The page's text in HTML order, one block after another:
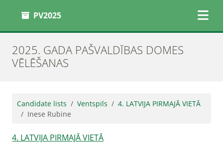
PV2025
2025. GADA PAŠVALDĪBAS DOMES
VĒLĒŠANAS
Candidate lists Ventspils
4. LATVIJA PIRMAJĀ VIETĀ
Inese Rubine
4. LATVIJA PIRMAJĀ VIETĀ